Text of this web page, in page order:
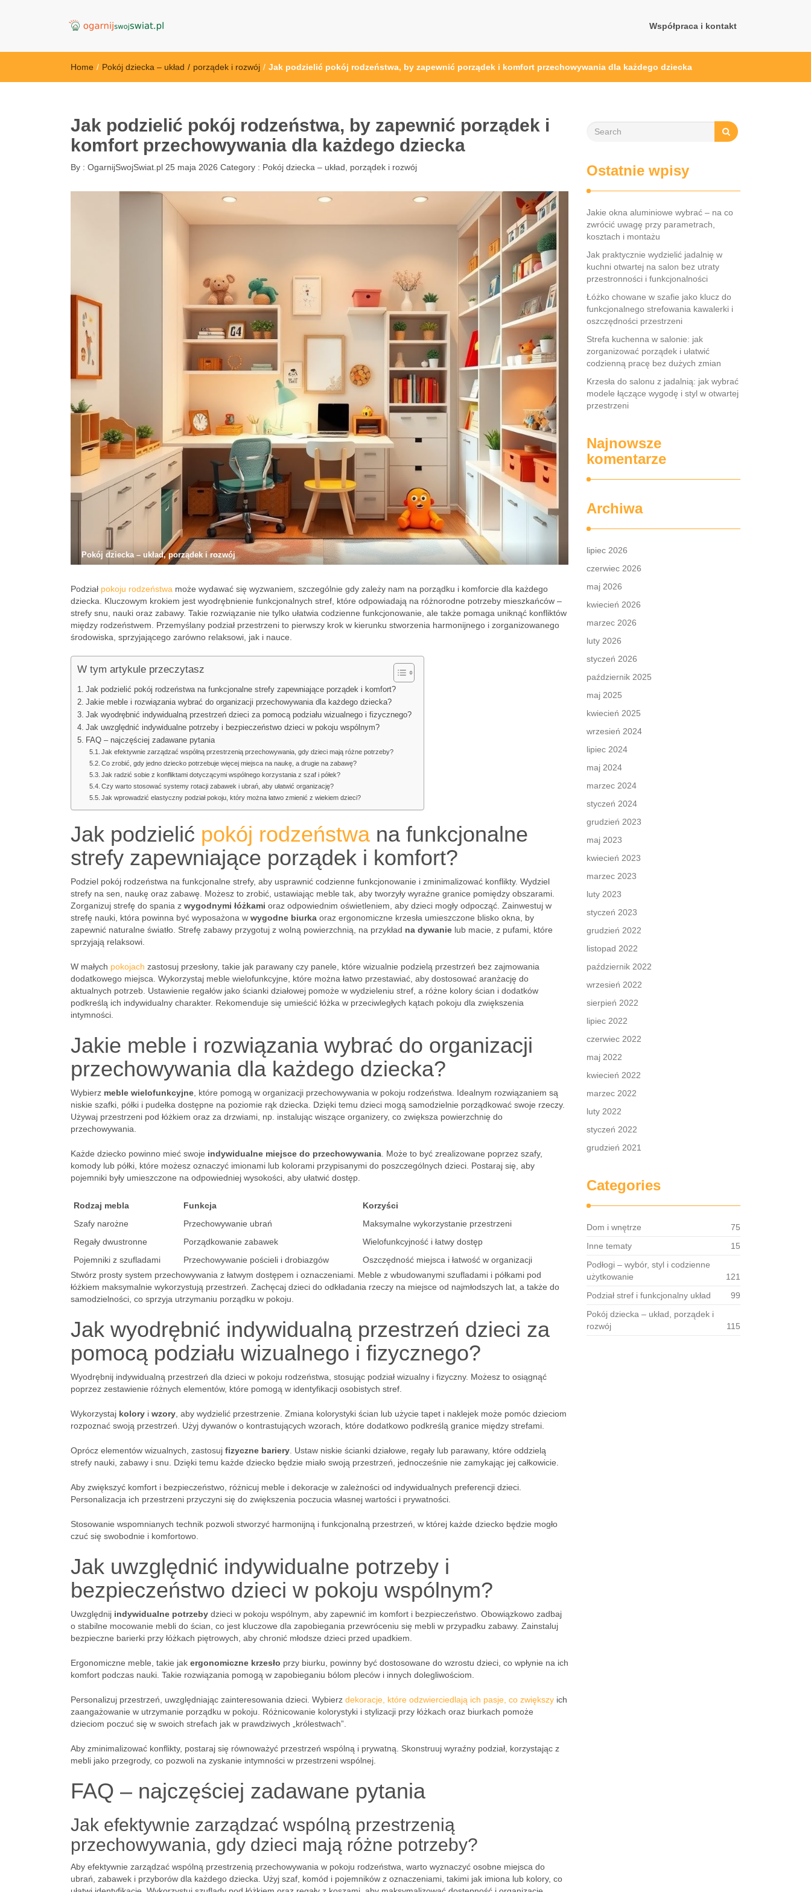
Współpraca i kontakt
Home / Pokój dziecka – układ / porządek i rozwój / Jak podzielić pokój rodzeństwa, by zapewnić porządek i komfort przechowywania dla każdego dziecka
Jak podzielić pokój rodzeństwa, by zapewnić porządek i
komfort przechowywania dla każdego dziecka
By : OgarnijSwojSwiat.pl 25 maja 2026 Category : Pokój dziecka – układ, porządek i rozwój
Pokój dziecka – układ, porządek i rozwój
Podział pokoju rodzeństwa może wydawać się wyzwaniem, szczególnie gdy zależy nam na porządku i komforcie dla każdego
dziecka. Kluczowym krokiem jest wyodrębnienie funkcjonalnych stref, które odpowiadają na różnorodne potrzeby mieszkańców –
strefy snu, nauki oraz zabawy. Takie rozwiązanie nie tylko ułatwia codzienne funkcjonowanie, ale także pomaga uniknąć konfliktów
między rodzeństwem. Przemyślany podział przestrzeni to pierwszy krok w kierunku stworzenia harmonijnego i zorganizowanego
środowiska, sprzyjającego zarówno relaksowi, jak i nauce.
W tym artykule przeczytasz
Jak podzielić pokój rodzeństwa na funkcjonalne strefy zapewniające porządek i komfort?
Jakie meble i rozwiązania wybrać do organizacji przechowywania dla każdego dziecka?
Jak wyodrębnić indywidualną przestrzeń dzieci za pomocą podziału wizualnego i fizycznego?
Jak uwzględnić indywidualne potrzeby i bezpieczeństwo dzieci w pokoju wspólnym?
FAQ – najczęściej zadawane pytania
Jak efektywnie zarządzać wspólną przestrzenią przechowywania, gdy dzieci mają różne potrzeby?
Co zrobić, gdy jedno dziecko potrzebuje więcej miejsca na naukę, a drugie na zabawę?
Jak radzić sobie z konfliktami dotyczącymi wspólnego korzystania z szaf i półek?
Czy warto stosować systemy rotacji zabawek i ubrań, aby ułatwić organizację?
Jak wprowadzić elastyczny podział pokoju, który można łatwo zmienić z wiekiem dzieci?
Jak podzielić pokój rodzeństwa na funkcjonalne
strefy zapewniające porządek i komfort?
Podziel pokój rodzeństwa na funkcjonalne strefy, aby usprawnić codzienne funkcjonowanie i zminimalizować konflikty. Wydziel
strefy na sen, naukę oraz zabawę. Możesz to zrobić, ustawiając meble tak, aby tworzyły wyraźne granice pomiędzy obszarami.
Zorganizuj strefę do spania z wygodnymi łóżkami oraz odpowiednim oświetleniem, aby dzieci mogły odpocząć. Zainwestuj w
strefę nauki, która powinna być wyposażona w wygodne biurka oraz ergonomiczne krzesła umieszczone blisko okna, by
zapewnić naturalne światło. Strefę zabawy przygotuj z wolną powierzchnią, na przykład na dywanie lub macie, z pufami, które
sprzyjają relaksowi.
W małych pokojach zastosuj przesłony, takie jak parawany czy panele, które wizualnie podzielą przestrzeń bez zajmowania
dodatkowego miejsca. Wykorzystaj meble wielofunkcyjne, które można łatwo przestawiać, aby dostosować aranżację do
aktualnych potrzeb. Ustawienie regałów jako ścianki działowej pomoże w wydzieleniu stref, a różne kolory ścian i dodatków
podkreślą ich indywidualny charakter. Rekomenduje się umieścić łóżka w przeciwległych kątach pokoju dla zwiększenia
intymności.
Jakie meble i rozwiązania wybrać do organizacji
przechowywania dla każdego dziecka?
Wybierz meble wielofunkcyjne , które pomogą w organizacji przechowywania w pokoju rodzeństwa. Idealnym rozwiązaniem są
niskie szafki, półki i pudełka dostępne na poziomie rąk dziecka. Dzięki temu dzieci mogą samodzielnie porządkować swoje rzeczy.
Używaj przestrzeni pod łóżkiem oraz za drzwiami, np. instalując wiszące organizery, co zwiększa powierzchnię do
przechowywania.
Każde dziecko powinno mieć swoje indywidualne miejsce do przechowywania . Może to być zrealizowane poprzez szafy,
komody lub półki, które możesz oznaczyć imionami lub kolorami przypisanymi do poszczególnych dzieci. Postaraj się, aby
pojemniki były umieszczone na odpowiedniej wysokości, aby ułatwić dostęp.
Rodzaj mebla Funkcja
Korzyści
Szafy narożne
Przechowywanie ubrań
Maksymalne wykorzystanie przestrzeni
Regały dwustronne
Porządkowanie zabawek
Wielofunkcyjność i łatwy dostęp
Pojemniki z szufladami
Przechowywanie pościeli i drobiazgów
Oszczędność miejsca i łatwość w organizacji
Stwórz prosty system przechowywania z łatwym dostępem i oznaczeniami. Meble z wbudowanymi szufladami i półkami pod
łóżkiem maksymalnie wykorzystują przestrzeń. Zachęcaj dzieci do odkładania rzeczy na miejsce od najmłodszych lat, a także do
samodzielności, co sprzyja utrzymaniu porządku w pokoju.
Jak wyodrębnić indywidualną przestrzeń dzieci za
pomocą podziału wizualnego i fizycznego?
Wyodrębnij indywidualną przestrzeń dla dzieci w pokoju rodzeństwa, stosując podział wizualny i fizyczny. Możesz to osiągnąć
poprzez zestawienie różnych elementów, które pomogą w identyfikacji osobistych stref.
Wykorzystaj kolory i wzory , aby wydzielić przestrzenie. Zmiana kolorystyki ścian lub użycie tapet i naklejek może pomóc dzieciom
rozpoznać swoją przestrzeń. Użyj dywanów o kontrastujących wzorach, które dodatkowo podkreślą granice między strefami.
Oprócz elementów wizualnych, zastosuj fizyczne bariery . Ustaw niskie ścianki działowe, regały lub parawany, które oddzielą
strefy nauki, zabawy i snu. Dzięki temu każde dziecko będzie miało swoją przestrzeń, jednocześnie nie zamykając jej całkowicie.
Aby zwiększyć komfort i bezpieczeństwo, różnicuj meble i dekoracje w zależności od indywidualnych preferencji dzieci.
Personalizacja ich przestrzeni przyczyni się do zwiększenia poczucia własnej wartości i prywatności.
Stosowanie wspomnianych technik pozwoli stworzyć harmonijną i funkcjonalną przestrzeń, w której każde dziecko będzie mogło
czuć się swobodnie i komfortowo.
Jak uwzględnić indywidualne potrzeby i
bezpieczeństwo dzieci w pokoju wspólnym?
Uwzględnij indywidualne potrzeby dzieci w pokoju wspólnym, aby zapewnić im komfort i bezpieczeństwo. Obowiązkowo zadbaj
o stabilne mocowanie mebli do ścian, co jest kluczowe dla zapobiegania przewróceniu się mebli w przypadku zabawy. Zainstaluj
bezpieczne barierki przy łóżkach piętrowych, aby chronić młodsze dzieci przed upadkiem.
Ergonomiczne meble, takie jak ergonomiczne krzesło przy biurku, powinny być dostosowane do wzrostu dzieci, co wpłynie na ich
komfort podczas nauki. Takie rozwiązania pomogą w zapobieganiu bólom pleców i innych dolegliwościom.
Personalizuj przestrzeń, uwzględniając zainteresowania dzieci. Wybierz dekoracje, które odzwierciedlają ich pasje, co zwiększy ich
zaangażowanie w utrzymanie porządku w pokoju. Różnicowanie kolorystyki i stylizacji przy łóżkach oraz biurkach pomoże
dzieciom poczuć się w swoich strefach jak w prawdziwych „królestwach”.
Aby zminimalizować konflikty, postaraj się równoważyć przestrzeń wspólną i prywatną. Skonstruuj wyraźny podział, korzystając z
mebli jako przegrody, co pozwoli na zyskanie intymności w przestrzeni wspólnej.
FAQ – najczęściej zadawane pytania
Jak efektywnie zarządzać wspólną przestrzenią
przechowywania, gdy dzieci mają różne potrzeby?
Aby efektywnie zarządzać wspólną przestrzenią przechowywania w pokoju rodzeństwa, warto wyznaczyć osobne miejsca do
ubrań, zabawek i przyborów dla każdego dziecka. Użyj szaf, komód i pojemników z oznaczeniami, takimi jak imiona lub kolory, co
Ostatnie wpisy
Jakie okna aluminiowe wybrać – na co
zwrócić uwagę przy parametrach,
kosztach i montażu
Jak praktycznie wydzielić jadalnię w
kuchni otwartej na salon bez utraty
przestronności i funkcjonalności
Łóżko chowane w szafie jako klucz do
funkcjonalnego strefowania kawalerki i
oszczędności przestrzeni
Strefa kuchenna w salonie: jak
zorganizować porządek i ułatwić
codzienną pracę bez dużych zmian
Krzesła do salonu z jadalnią: jak wybrać
modele łączące wygodę i styl w otwartej
przestrzeni
Najnowsze
komentarze
Archiwa
lipiec 2026
czerwiec 2026
maj 2026
kwiecień 2026
marzec 2026
luty 2026
styczeń 2026
październik 2025
maj 2025
kwiecień 2025
wrzesień 2024
lipiec 2024
maj 2024
marzec 2024
styczeń 2024
grudzień 2023
maj 2023
kwiecień 2023
marzec 2023
luty 2023
styczeń 2023
grudzień 2022
listopad 2022
październik 2022
wrzesień 2022
sierpień 2022
lipiec 2022
czerwiec 2022
maj 2022
kwiecień 2022
marzec 2022
luty 2022
styczeń 2022
grudzień 2021
Categories
Dom i wnętrze
75
Inne tematy
15
Podłogi – wybór, styl i codzienne
użytkowanie
121
Podział stref i funkcjonalny układ
99
Pokój dziecka – układ, porządek i
rozwój
115